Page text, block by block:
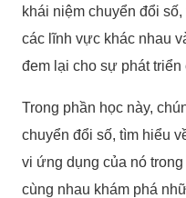
khái niệm chuyển đổi
các lĩnh vực khác nhau
đem lại cho sự phát
Trong phần học này,
chuyển đổi số, tìm hiểu
vi ứng dụng của nó
cùng nhau khám phá